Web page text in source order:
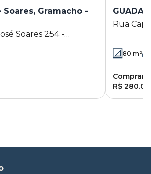
Gramacho -
Soares 254 -
de Caxias - RJ
Rua
80 m²
Comprar:
R$